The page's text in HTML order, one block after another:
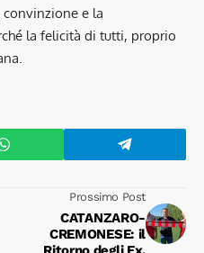
e la
la felicità di tutti, proprio
Prossimo Post
CATANZARO-
CREMONESE: il